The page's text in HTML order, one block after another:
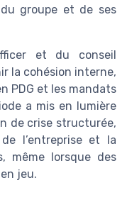
groupe et de ses
et du conseil
la cohésion interne,
PDG et les mandats
a mis en lumière
de crise structurée,
l’entreprise et la
même lorsque des
jeu.